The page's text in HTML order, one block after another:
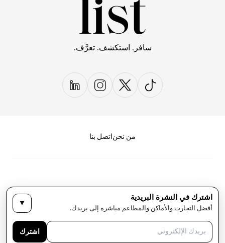
سافر. استكشف. تعرَّف.
من نحن اتصل بنا
سياسة الخصوصية
الأحكام والشروط
حقوق النشر لمجلة LIST كل الحقوق محفوظة
اشترك في النشرة البريدية
أفضل التجارب والأماكن والمطاعم مباشرة إلى بريدك.
▼
اشترك